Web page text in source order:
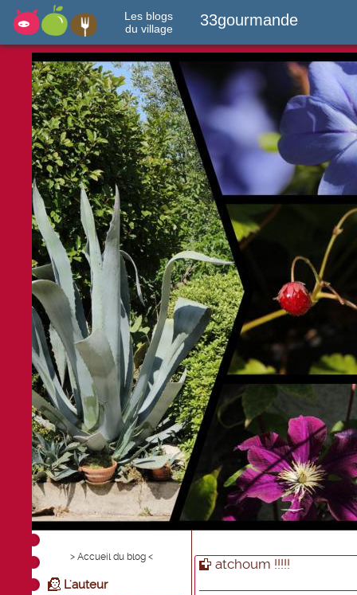
Les blogs
du village
33gourmande
> Accueil du blog <
L'auteur
atchoum !!!!!